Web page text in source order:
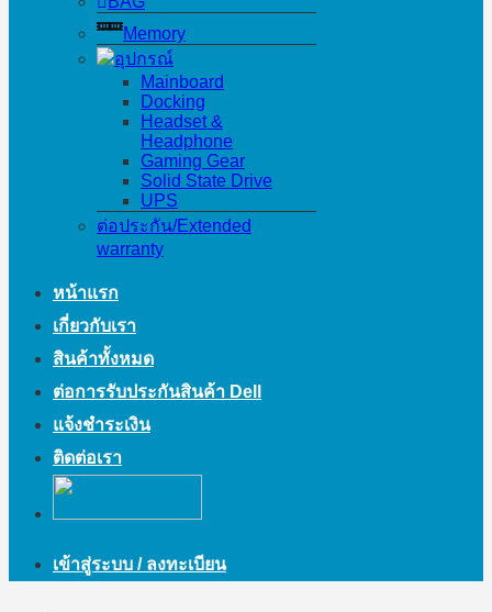
Memory
อุปกรณ์
Mainboard
Docking
Headset &
Headphone
Gaming Gear
Solid State Drive
UPS
ต่อประกัน/Extended
warranty
หน้าแรก
เกี่ยวกับเรา
สินค้าทั้งหมด
ต่อการรับประกันสินค้า Dell
แจ้งชำระเงิน
ติดต่อเรา
เข้าสู่ระบบ / ลงทะเบียน